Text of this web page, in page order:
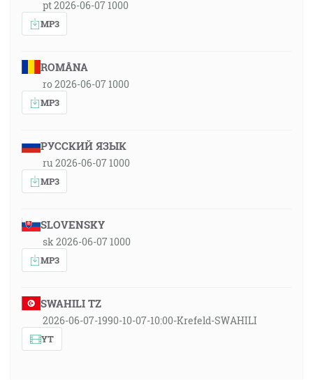
pt 2026-06-07 1000
MP3
ROMÂNA
ro 2026-06-07 1000
MP3
РУССКИЙ ЯЗЫК
ru 2026-06-07 1000
MP3
SLOVENSKY
sk 2026-06-07 1000
MP3
SWAHILI TZ
2026-06-07-1990-10-07-10:00-Krefeld-SWAHILI
YT